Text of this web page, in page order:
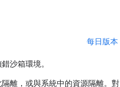
每日版本
沙箱環境。
離，或與系統中的資源隔離。